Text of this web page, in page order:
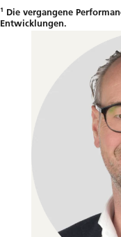
1 Die vergangene
Entwicklungen.